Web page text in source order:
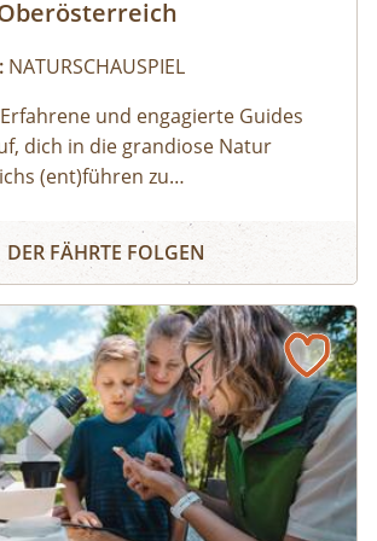
NATURSCHAUSPIEL
und engagierte Guides
dich in die grandiose Natur
(ent)führen zu
Wassermonster fangen,
lernen, Höhlen erforschen, Honig
mehr: Auf unserer Website
Angebote, flexibel buchbar zum
geht's:⁠Melde dich zu einem
Veranstaltungskalender an
dein privates
Jede Tour kann auf Anfrage
vereinbarten Terminen
DER FÄHRTE FOLGEN